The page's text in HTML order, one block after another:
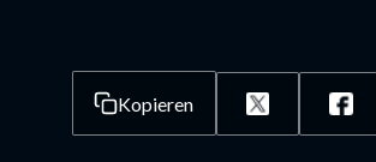
Kopieren